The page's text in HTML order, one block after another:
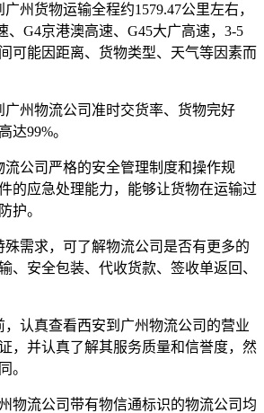
广州货物运输全程约1579.47公里左右，
、G4京港澳高速、G45大广高速， 3-5
可能因距离、货物类型、天气等因素而
广州物流公司准时交货率、货物完好
达99%。
流公司严格的安全管理制度和操作规
的应急处理能力，能够让货物在运输过
护。
殊需求，可了解物流公司是否有更多的
、安全包装、代收货款、签收单返回、
，认真查看西安到广州物流公司的营业
，并认真了解其服务质量和信誉度，然
。
物流公司带有物信通标识的物流公司均